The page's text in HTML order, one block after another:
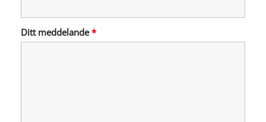
Ditt meddelande*